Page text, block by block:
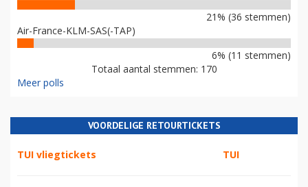
21% (36 stemmen)
Air-France-KLM-SAS(-TAP)
6% (11 stemmen)
Totaal aantal stemmen: 170
Meer polls
VOORDELIGE RETOURTICKETS
TUI vliegtickets TUI